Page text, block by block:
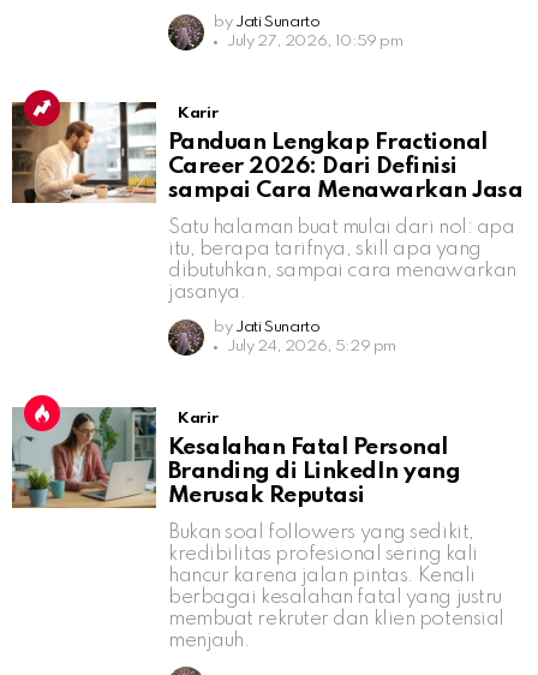
by Jati Sunarto
July 27, 2026, 10:59 pm
Karir
Panduan Lengkap Fractional
Career 2026: Dari Definisi
sampai Cara Menawarkan Jasa
Satu halaman buat mulai dari nol: apa
itu, berapa tarifnya, skill apa yang
dibutuhkan, sampai cara menawarkan
jasanya.
by Jati Sunarto
July 24, 2026, 5:29 pm
Karir
Kesalahan Fatal Personal
Branding di LinkedIn yang
Merusak Reputasi
Bukan soal followers yang sedikit,
kredibilitas profesional sering kali
hancur karena jalan pintas. Kenali
berbagai kesalahan fatal yang justru
membuat rekruter dan klien potensial
menjauh.